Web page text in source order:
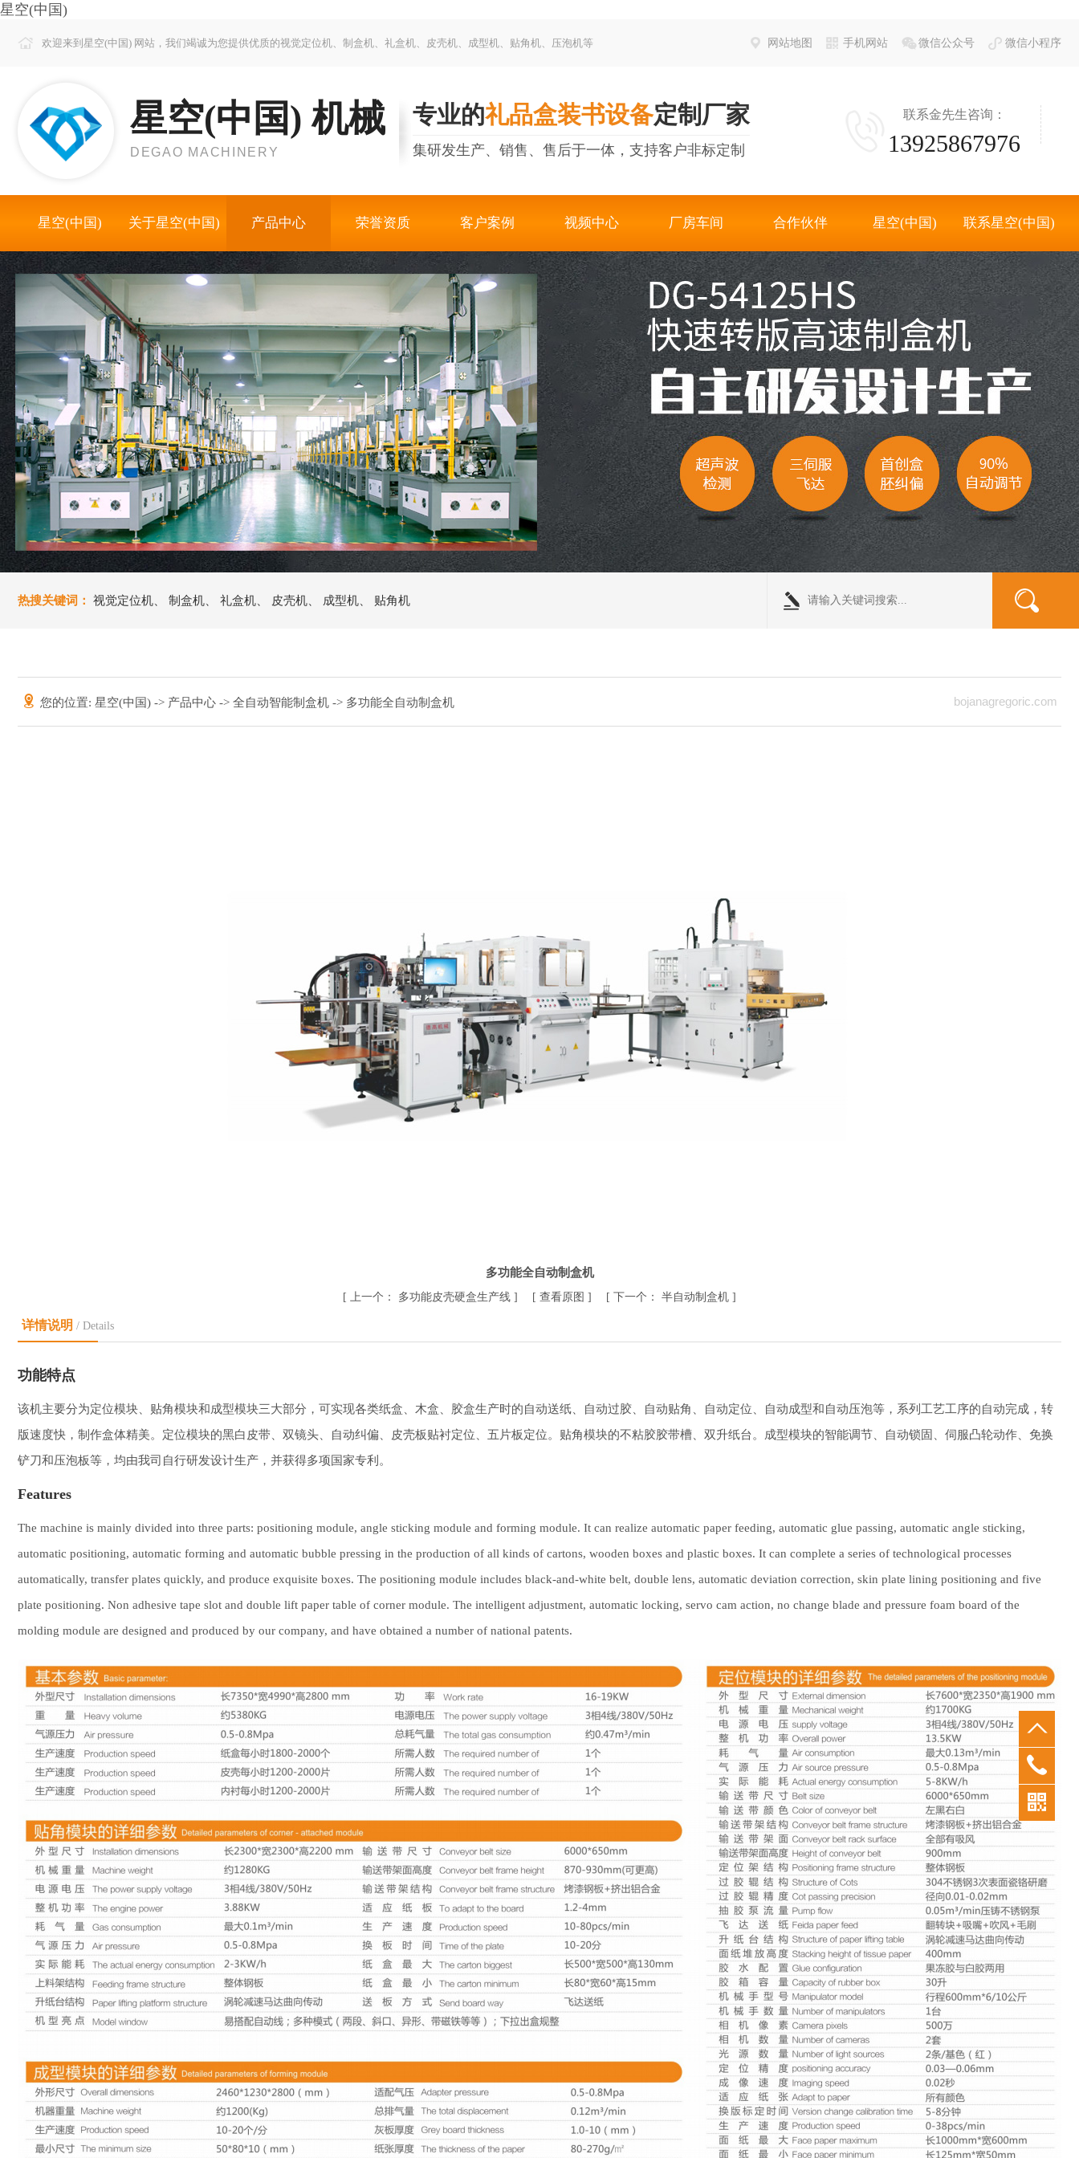
星空(中国)
欢迎来到星空(中国) 网站，我们竭诚为您提供优质的视觉定位机、制盒机、礼盒机、皮壳机、成型机、贴角机、压泡机等 网站地图 手机网站 微信公众号 微信小程序
星空(中国) 机械
DEGAO MACHINERY
专业的礼品盒装书设备定制厂家
集研发生产、销售、售后于一体，支持客户非标定制
联系金先生咨询：
13925867976
星空(中国) 关于星空(中国) 产品中心 荣誉资质 客户案例 视频中心 厂房车间 合作伙伴 星空(中国) 联系星空(中国)
热搜关键词： 视觉定位机 制盒机 礼盒机 皮壳机 成型机 贴角机
您的位置: 星空(中国) -> 产品中心 -> 全自动智能制盒机 -> 多功能全自动制盒机 bojanagregoric.com
多功能全自动制盒机
[ 上一个： 多功能皮壳硬盒生产线 ] [ 查看原图 ] [ 下一个： 半自动制盒机 ]
详情说明 / Details
功能特点
该机主要分为定位模块、贴角模块和成型模块三大部分，可实现各类纸盒、木盒、胶盒生产时的自动送纸、自动过胶、自动贴角、自动定位、自动成型和自动压泡等，系列工艺工序的自动完成，转
版速度快，制作盒体精美。定位模块的黑白皮带、双镜头、自动纠偏、皮壳板贴衬定位、五片板定位。贴角模块的不粘胶胶带槽、双升纸台。成型模块的智能调节、自动锁固、伺服凸轮动作、免换
铲刀和压泡板等，均由我司自行研发设计生产，并获得多项国家专利。
Features
The machine is mainly divided into three parts: positioning module, angle sticking module and forming module. It can realize automatic paper feeding, automatic glue passing, automatic angle sticking,
automatic positioning, automatic forming and automatic bubble pressing in the production of all kinds of cartons, wooden boxes and plastic boxes. It can complete a series of technological processes
automatically, transfer plates quickly, and produce exquisite boxes. The positioning module includes black-and-white belt, double lens, automatic deviation correction, skin plate lining positioning and five
plate positioning. Non adhesive tape slot and double lift paper table of corner module. The intelligent adjustment, automatic locking, servo cam action, no change blade and pressure foam board of the
molding module are designed and produced by our company, and have obtained a number of national patents.
0769-
183